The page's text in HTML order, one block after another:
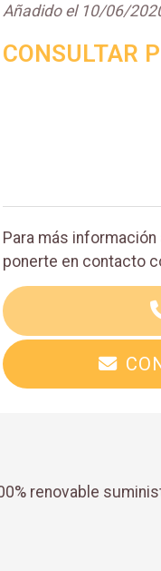
Añadido el 10/06/
CONSULTAR
Para más
ponerte en contacto
renovable